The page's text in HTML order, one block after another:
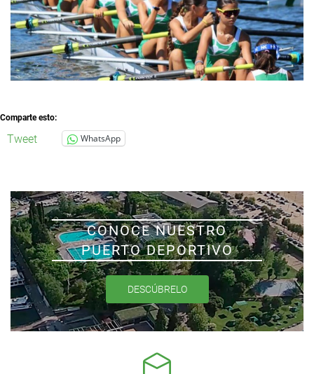
Comparte esto:
Tweet WhatsApp
CONOCE NUESTRO
PUERTO DEPORTIVO
DESCÚBRELO